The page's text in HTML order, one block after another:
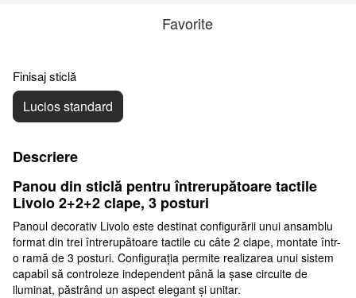
Favorite
Finisaj sticlă
Lucios standard
Descriere
Panou din sticlă pentru întrerupătoare tactile
Livolo 2+2+2 clape, 3 posturi
Panoul decorativ Livolo este destinat configurării unui ansamblu
format din trei întrerupătoare tactile cu câte 2 clape, montate într-
o ramă de 3 posturi. Configurația permite realizarea unui sistem
capabil să controleze independent până la șase circuite de
iluminat, păstrând un aspect elegant și unitar.